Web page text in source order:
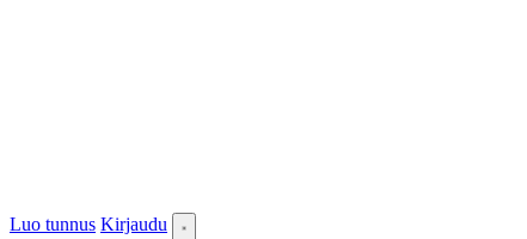
Luo tunnus Kirjaudu